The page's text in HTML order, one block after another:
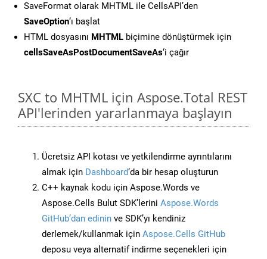
SaveFormat olarak MHTML ile CellsAPI’den
SaveOption‘ı başlat
HTML dosyasını MHTML biçimine dönüştürmek için
cellsSaveAsPostDocumentSaveAs‘i çağır
SXC to MHTML için Aspose.Total REST
API'lerinden yararlanmaya başlayın
Ücretsiz API kotası ve yetkilendirme ayrıntılarını
almak için Dashboard‘da bir hesap oluşturun
C++ kaynak kodu için Aspose.Words ve
Aspose.Cells Bulut SDK’lerini Aspose.Words
GitHub’dan edinin ve SDK’yı kendiniz
derlemek/kullanmak için Aspose.Cells GitHub
deposu veya alternatif indirme seçenekleri için